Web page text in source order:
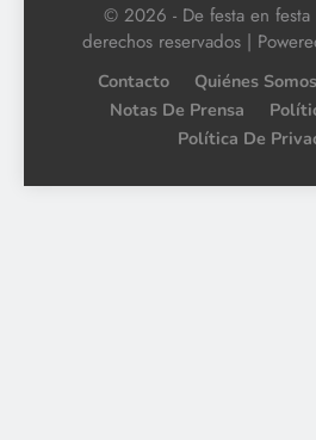
© 2026 - De festa en festa
derechos reservados |
Contacto Quiénes
Notas De Prensa
Política De